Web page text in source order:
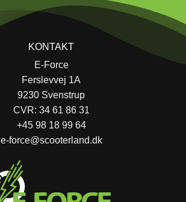
KONTAKT
E-Force
Ferslevvej 1A
9230 Svenstrup
CVR: 34 61 86 31
+45 98 18 99 64
e-force@scooterland.dk